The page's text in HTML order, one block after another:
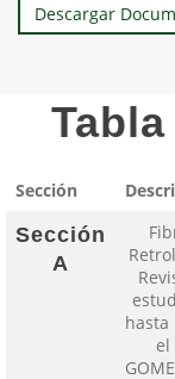
Descargar
Sección
Sección
A
hasta
el